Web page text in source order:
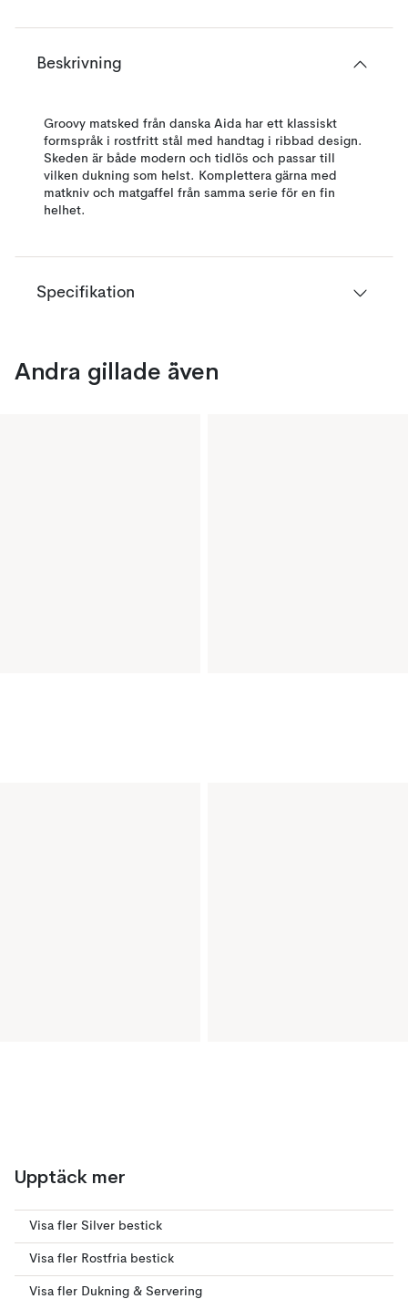
Beskrivning
Groovy matsked från danska Aida har ett klassiskt
formspråk i rostfritt stål med handtag i ribbad design.
Skeden är både modern och tidlös och passar till
vilken dukning som helst. Komplettera gärna med
matkniv och matgaffel från samma serie för en fin
helhet.
Specifikation
Andra gillade även
Upptäck mer
Visa fler Silver bestick
Visa fler Rostfria bestick
Visa fler Dukning & Servering